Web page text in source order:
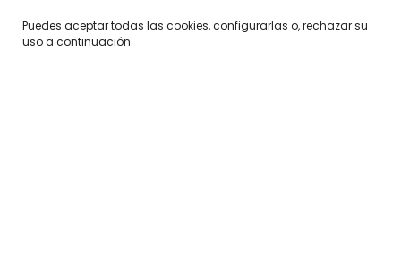
Puedes aceptar todas las cookies, configurarlas o, rechazar su
uso a continuación.